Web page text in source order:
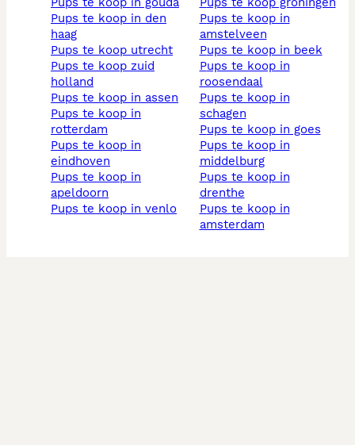
pups te koop in den
haag
pups te koop utrecht
pups te koop zuid
holland
pups te koop in assen
pups te koop in
rotterdam
pups te koop in
eindhoven
pups te koop in
apeldoorn
pups te koop in venlo
pups te koop in
amstelveen
pups te koop in beek
pups te koop in
roosendaal
pups te koop in
schagen
pups te koop in goes
pups te koop in
middelburg
pups te koop in
drenthe
pups te koop in
amsterdam